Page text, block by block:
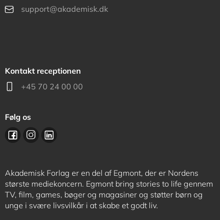
support@akademisk.dk
Kontakt receptionen
+45 70 24 00 00
Følg os
Akademisk Forlag er en del af Egmont, der er Nordens
største mediekoncern. Egmont bring stories to life gennem
TV, film, games, bøger og magasiner og støtter børn og
unge i svære livsvilkår i at skabe et godt liv.